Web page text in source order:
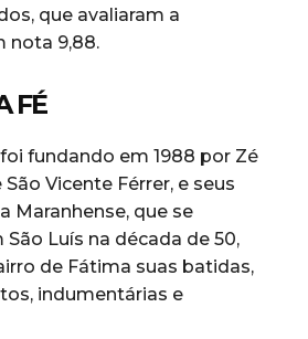
que avaliaram a
nota 9,88.
FÉ
fundando em 1988 por Zé
Vicente Férrer, e seus
Maranhense, que se
Luís na década de 50,
de Fátima suas batidas,
indumentárias e